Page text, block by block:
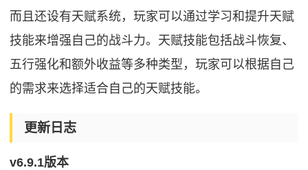
而且还设有天赋系统，玩家可以通过学习和提升天赋
技能来增强自己的战斗力。天赋技能包括战斗恢复、
五行强化和额外收益等多种类型，玩家可以根据自己
的需求来选择适合自己的天赋技能。
更新日志
v6.9.1版本